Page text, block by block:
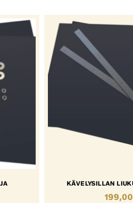
KÄVELYSILLAN
199,00